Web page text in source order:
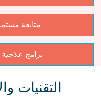
متابعة
برامج
التقنيات